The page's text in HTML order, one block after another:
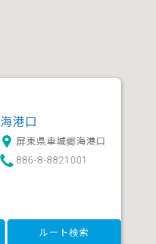
海港口
屏東県車城郷海港口
886-8-8821001
ルート検索